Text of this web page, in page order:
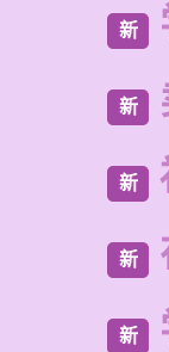
新
新
新
新
新